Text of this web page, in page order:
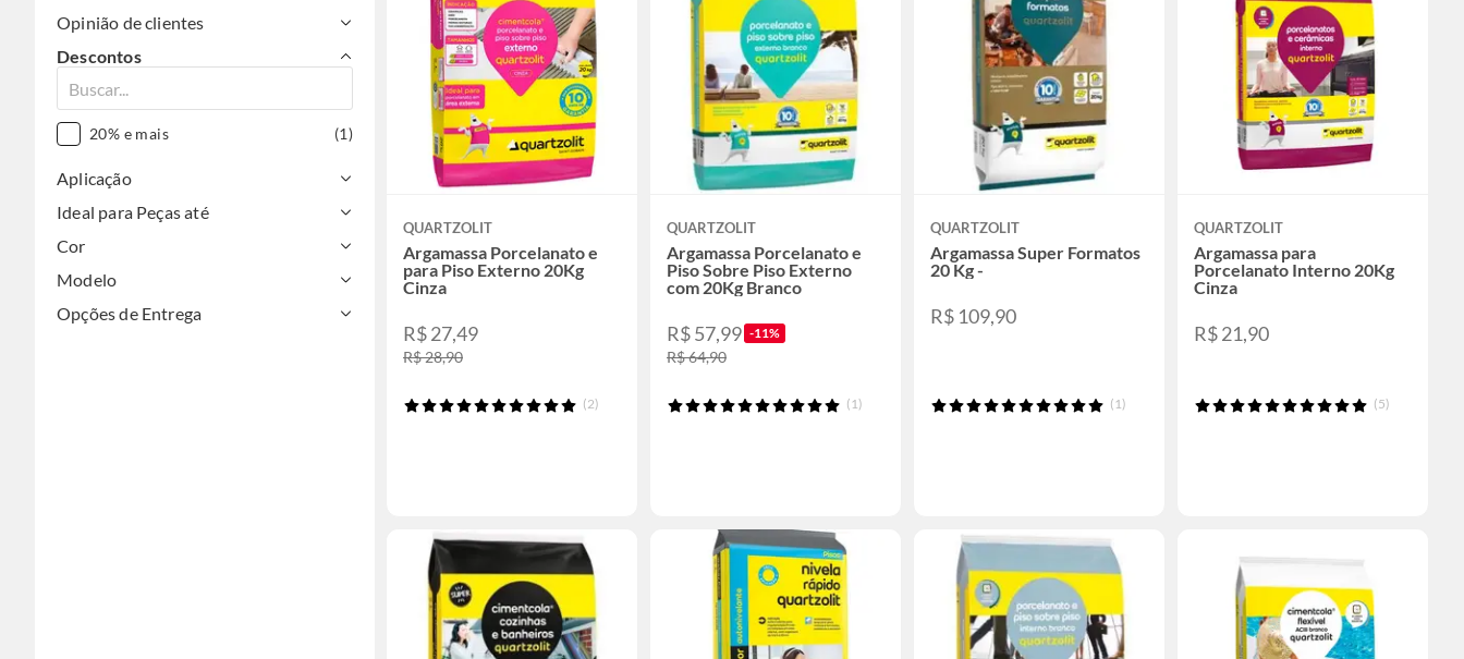
Opinião de clientes
Descontos
20% e mais (1)
Aplicação
Ideal para Peças até
Cor
Modelo
Opções de Entrega
QUARTZOLIT
Argamassa Porcelanato e
para Piso Externo 20Kg
Cinza
R$ 27,49
R$ 28,90
(2)
QUARTZOLIT
Argamassa Porcelanato e
Piso Sobre Piso Externo
com 20Kg Branco
R$ 57,99 -11%
R$ 64,90
(1)
QUARTZOLIT
Argamassa Super Formatos
20 Kg -
R$ 109,90
(1)
QUARTZOLIT
Argamassa para
Porcelanato Interno 20Kg
Cinza
R$ 21,90
(5)